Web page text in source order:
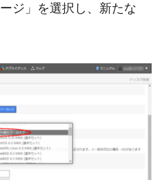
ジ」を選択し、新たな